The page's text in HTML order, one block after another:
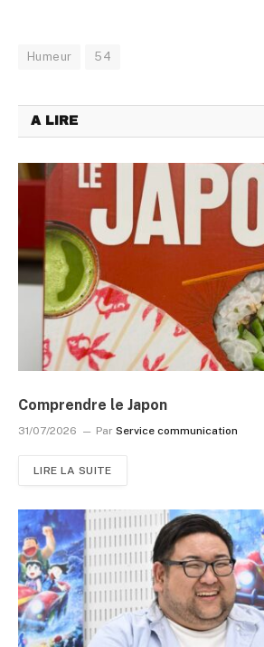
Humeur 54
A LIRE
Comprendre le Japon
31/07/2026 Par Service communication
LIRE LA SUITE